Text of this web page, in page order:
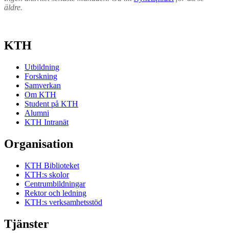
äldre.
KTH
Utbildning
Forskning
Samverkan
Om KTH
Student på KTH
Alumni
KTH Intranät
Organisation
KTH Biblioteket
KTH:s skolor
Centrumbildningar
Rektor och ledning
KTH:s verksamhetsstöd
Tjänster